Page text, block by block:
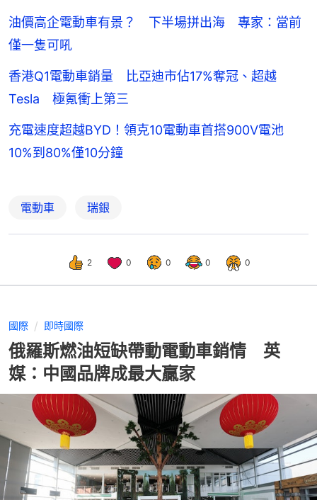
油價高企電動車有景？ 下半場拼出海 專家：當前
僅一隻可吼
香港Q1電動車銷量 比亞迪市佔17%奪冠、超越
Tesla 極氪衝上第三
充電速度超越BYD！領克10電動車首搭900V電池
10%到80%僅10分鐘
電動車 瑞銀
2 0 0 0 0
國際 即時國際
俄羅斯燃油短缺帶動電動車銷情 英
媒：中國品牌成最大贏家